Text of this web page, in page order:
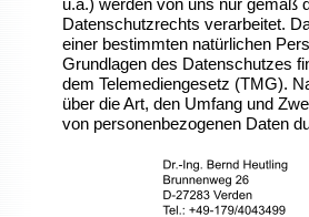
Datenschutzrechts verarbeitet.
einer bestimmten natürlichen
Grundlagen des Datenschutzes
dem Telemediengesetz (TMG).
über die Art, den Umfang und
von personenbezogenen Daten